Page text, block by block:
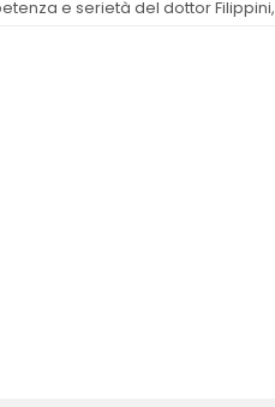
e serietà del dottor Filippini,